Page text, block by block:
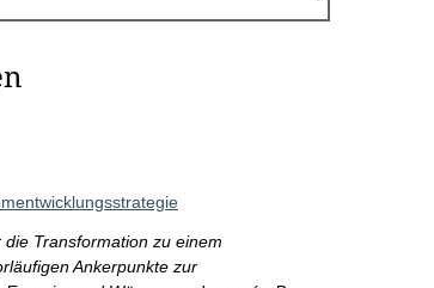
Transformation zu einem
Ankerpunkte zur